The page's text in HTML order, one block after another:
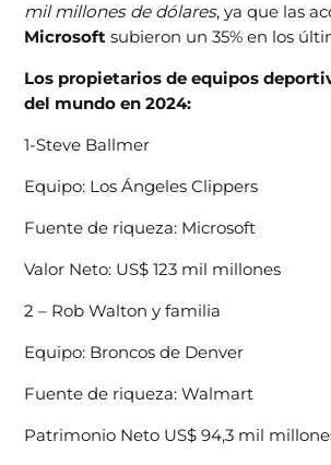
mil millones de dólares, ya que las
Microsoft subieron un 35% en los
Los propietarios de equipos
del mundo en 2024:
1-Steve Ballmer
Equipo: Los Ángeles Clippers
Fuente de riqueza: Microsoft
Valor Neto: US$ 123 mil millones
2 – Rob Walton y familia
Equipo: Broncos de Denver
Fuente de riqueza: Walmart
Patrimonio Neto US$ 94,3 mil